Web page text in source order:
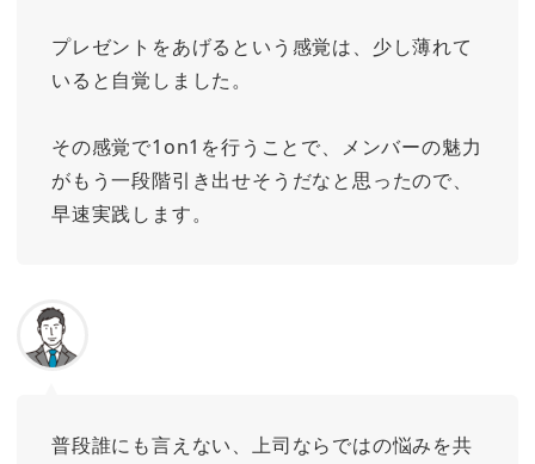
プレゼントをあげるという感覚は、少し薄れて
いると自覚しました。
その感覚で1on1を行うことで、メンバーの魅力
がもう一段階引き出せそうだなと思ったので、
早速実践します。
普段誰にも言えない、上司ならではの悩みを共